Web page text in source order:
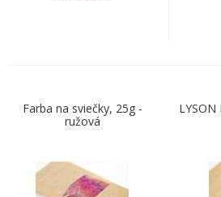
Farba na sviečky, 25g -
ružová